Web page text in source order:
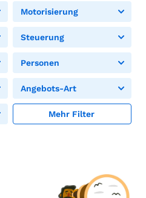
Motorisierung
Steuerung
Personen
Angebots-Art
Mehr Filter